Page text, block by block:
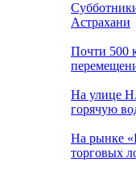
Астрахани
Почти 500
На улице
горячую
На рынке
торговых